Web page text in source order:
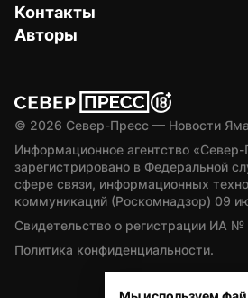
Контакты
Авторы
© 2026 Север-Пресс — Новости
Информационное агентство «Север-
зарегистрировано в Федеральной
сфере связи, информационных
коммуникаций (Роскомнадзор) 09
Свидетельство о регистрации ИА
Политика конфиденциальности.